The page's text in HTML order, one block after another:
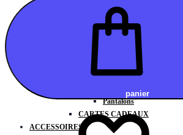
Sweats à capuche
Sweats à capuche zippé
Vestes
BAS
Shorts
Pantalons
CARTES CADEAUX
ACCESSOIRES
panier